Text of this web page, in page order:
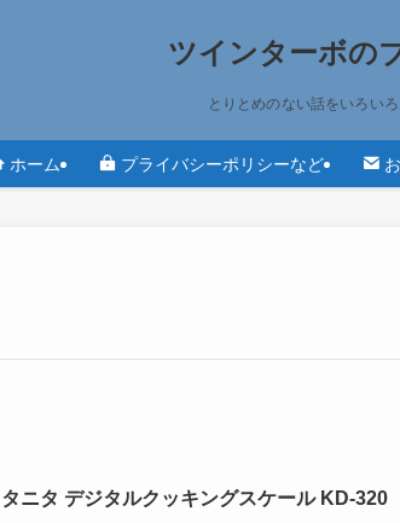
ツインターボの
とりとめのない話をいろい
ホーム プライバシーポリシーなど
タニタ デジタルクッキングスケール KD-320